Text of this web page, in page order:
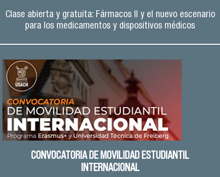
Clase abierta y gratuita: Fármacos II y el nuevo escenario
para los medicamentos y dispositivos médicos
CONVOCATORIA DE MOVILIDAD ESTUDIANTIL
INTERNACIONAL